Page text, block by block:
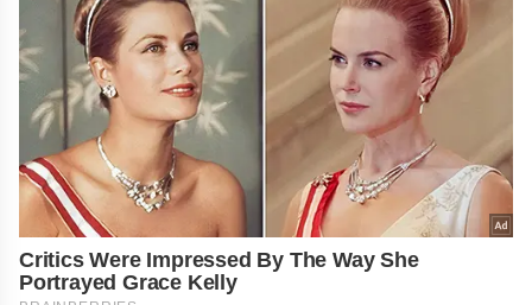
Critics Were Impressed By The Way She
Portrayed Grace Kelly